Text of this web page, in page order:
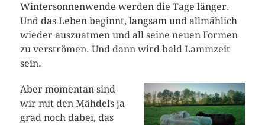
Wintersonnenwende werden die Tage länger.
Und das Leben beginnt, langsam und allmählich
wieder auszuatmen und all seine neuen Formen
zu verströmen. Und dann wird bald Lammzeit
sein.
Aber momentan sind
wir mit den Mähdels ja
grad noch dabei, das